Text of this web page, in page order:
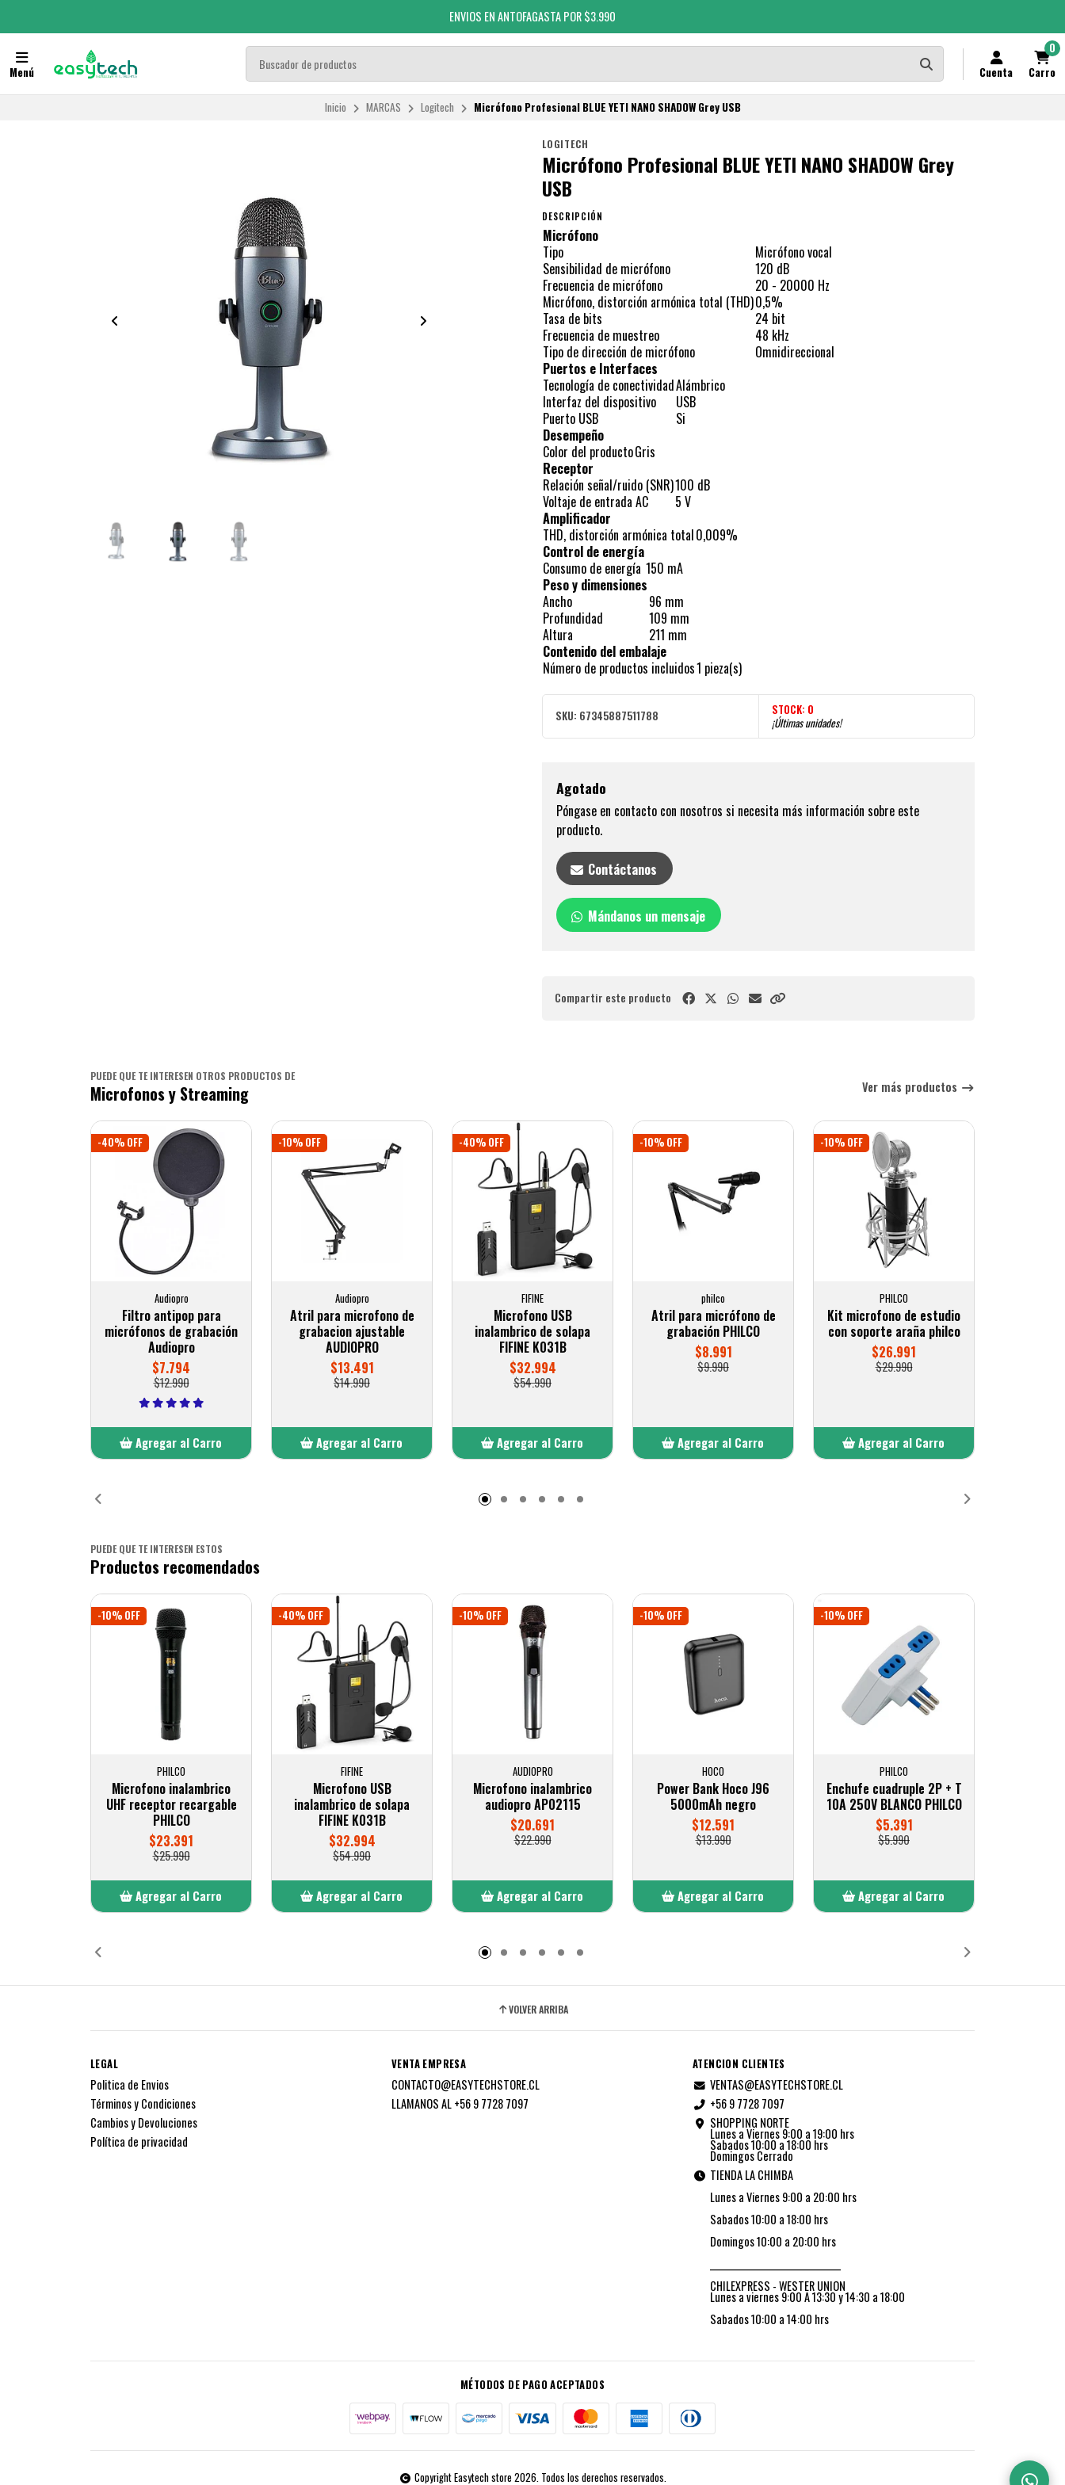
ENVIOS EN ANTOFAGASTA POR $3.990
Menú Cuenta
0
Carro
Inicio MARCAS Logitech Micrófono Profesional BLUE YETI NANO SHADOW Grey USB
LOGITECH
Micrófono Profesional BLUE YETI NANO SHADOW Grey
USB
DESCRIPCIÓN
Micrófono
Tipo
Micrófono vocal
Sensibilidad de micrófono
120 dB
Frecuencia de micrófono
20 - 20000 Hz
Micrófono, distorción armónica total (THD)0,5%
Tasa de bits
24 bit
Frecuencia de muestreo
48 kHz
Tipo de dirección de micrófono
Omnidireccional
Puertos e Interfaces
Tecnología de conectividadAlámbrico
Interfaz del dispositivo
USB
Puerto USB
Si
Desempeño
Color del productoGris
Receptor
Relación señal/ruido (SNR)100 dB
Voltaje de entrada AC
5 V
Amplificador
THD, distorción armónica total0,009%
Control de energía
Consumo de energía 150 mA
Peso y dimensiones
Ancho
96 mm
Profundidad
109 mm
Altura
211 mm
Contenido del embalaje
Número de productos incluidos1 pieza(s)
SKU: 67345887511788 STOCK: 0
¡Últimas unidades!
Agotado
Póngase en contacto con nosotros si necesita más información sobre este
producto.
Contáctanos
Mándanos un mensaje
Compartir este producto
PUEDE QUE TE INTERESEN OTROS PRODUCTOS DE
Microfonos y Streaming Ver más productos
-40% OFF
Audiopro
Filtro antipop para
micrófonos de grabación
Audiopro
$7.794
$12.990
Agregar al Carro
-10% OFF
Audiopro
Atril para microfono de
grabacion ajustable
AUDIOPRO
$13.491
$14.990
Agregar al Carro
-40% OFF
FIFINE
Microfono USB
inalambrico de solapa
FIFINE K031B
$32.994
$54.990
Agregar al Carro
-10% OFF
philco
Atril para micrófono de
grabación PHILCO
$8.991
$9.990
Agregar al Carro
-10% OFF
PHILCO
Kit microfono de estudio
con soporte araña philco
$26.991
$29.990
Agregar al Carro
PUEDE QUE TE INTERESEN ESTOS
Productos recomendados
-10% OFF
PHILCO
Microfono inalambrico
UHF receptor recargable
PHILCO
$23.391
$25.990
Agregar al Carro
-40% OFF
FIFINE
Microfono USB
inalambrico de solapa
FIFINE K031B
$32.994
$54.990
Agregar al Carro
-10% OFF
AUDIOPRO
Microfono inalambrico
audiopro AP02115
$20.691
$22.990
Agregar al Carro
-10% OFF
HOCO
Power Bank Hoco J96
5000mAh negro
$12.591
$13.990
Agregar al Carro
-10% OFF
PHILCO
Enchufe cuadruple 2P + T
10A 250V BLANCO PHILCO
$5.391
$5.990
Agregar al Carro
VOLVER ARRIBA
LEGAL
Politica de Envios
Términos y Condiciones
Cambios y Devoluciones
Política de privacidad
VENTA EMPRESA
CONTACTO@EASYTECHSTORE.CL
LLAMANOS AL +56 9 7728 7097
ATENCION CLIENTES
VENTAS@EASYTECHSTORE.CL
+56 9 7728 7097
SHOPPING NORTE
Lunes a Viernes 9:00 a 19:00 hrs
Sabados 10:00 a 18:00 hrs
Domingos Cerrado
TIENDA LA CHIMBA
Lunes a Viernes 9:00 a 20:00 hrs
Sabados 10:00 a 18:00 hrs
Domingos 10:00 a 20:00 hrs
CHILEXPRESS - WESTER UNION
Lunes a viernes 9:00 A 13:30 y 14:30 a 18:00
Sabados 10:00 a 14:00 hrs
MÉTODOS DE PAGO ACEPTADOS
Copyright Easytech store 2026. Todos los derechos reservados.